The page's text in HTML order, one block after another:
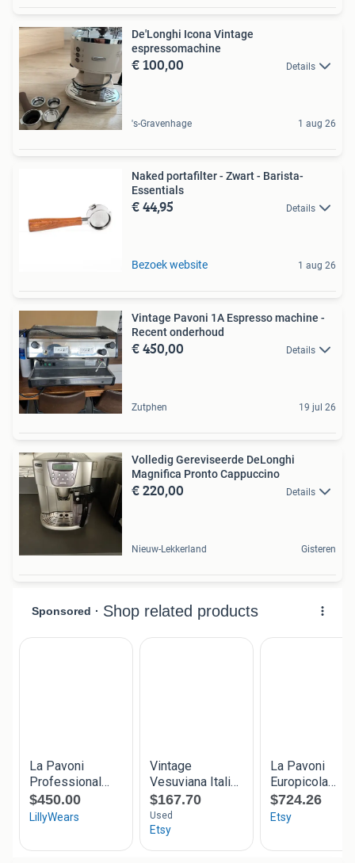
De'Longhi Icona Vintage
espressomachine
€ 100,00 Details
's-Gravenhage 1 aug 26
Naked portafilter - Zwart - Barista-
Essentials
€ 44,95 Details
Bezoek website 1 aug 26
Vintage Pavoni 1A Espresso machine -
Recent onderhoud
€ 450,00 Details
Zutphen 19 jul 26
Volledig Gereviseerde DeLonghi
Magnifica Pronto Cappuccino
€ 220,00 Details
Nieuw-Lekkerland Gisteren